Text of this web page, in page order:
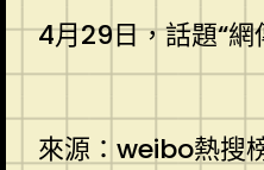
4月29日，話題“
來源：weibo熱搜